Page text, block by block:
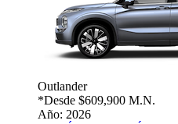
Outlander
*Desde $609,900 M.N.
Año: 2026